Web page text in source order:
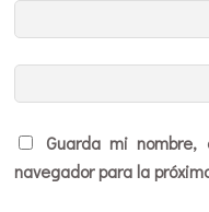
Guarda mi
navegador para la